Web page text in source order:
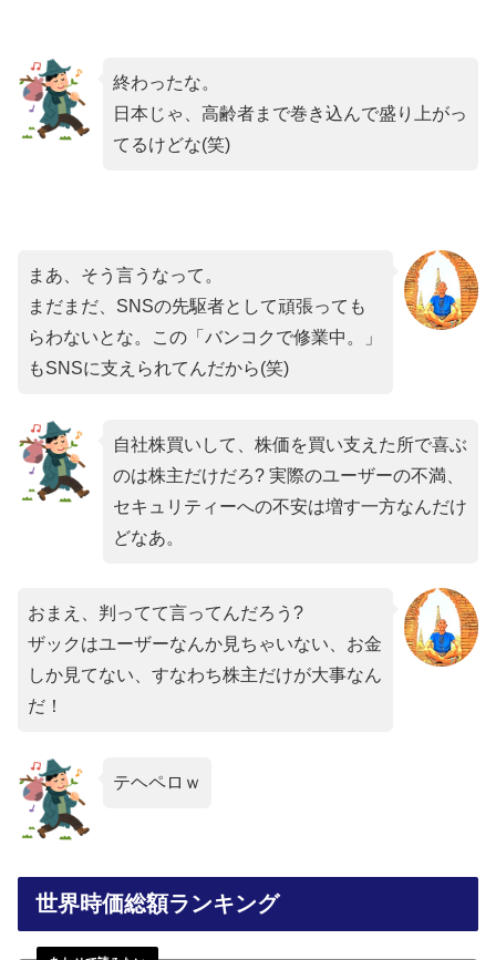
終わったな。
日本じゃ、高齢者まで巻き込んで盛り上がっ
てるけどな(笑)
まあ、そう言うなって。
まだまだ、SNSの先駆者として頑張っても
らわないとな。この「バンコクで修業中。」
もSNSに支えられてんだから(笑)
自社株買いして、株価を買い支えた所で喜ぶ
のは株主だけだろ? 実際のユーザーの不満、
セキュリティーへの不安は増す一方なんだけ
どなあ。
おまえ、判ってて言ってんだろう?
ザックはユーザーなんか見ちゃいない、お金
しか見てない、すなわち株主だけが大事なん
だ！
テヘペロｗ
世界時価総額ランキング